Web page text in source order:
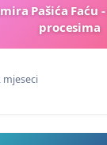
Pašića Faću
procesima
mjeseci